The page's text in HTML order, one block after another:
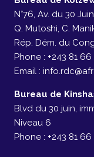
N°76, Av. du 30
Q. Mutoshi, C.
Rép. Dém. du
Phone : +243 81
Email :
Bureau de
Blvd du 30 juin,
Niveau 6
Phone : +243 81